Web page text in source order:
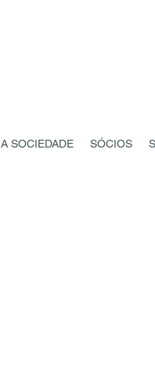
A SOCIEDADE SÓCIOS